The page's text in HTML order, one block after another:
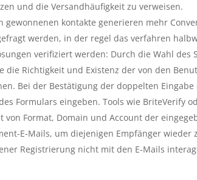
und die Versandhäufigkeit zu verweisen.
kontakte generieren mehr
werden, in der regel das verfahren
verifiziert werden: Durch die Wahl des
die Richtigkeit und Existenz der von den
Bei der Bestätigung der doppelten Eingabe
Formulars eingeben. Tools wie BriteVerify
Format, Domain und Account der
E-Mails, um diejenigen Empfänger wieder
Registrierung nicht mit den E-Mails